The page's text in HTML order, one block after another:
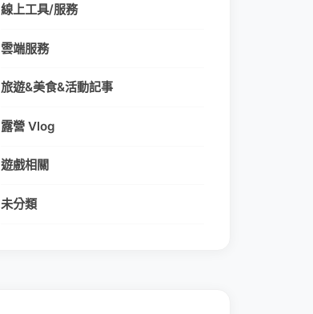
線上工具/服務
雲端服務
旅遊&美食&活動記事
露營 Vlog
遊戲相關
未分類